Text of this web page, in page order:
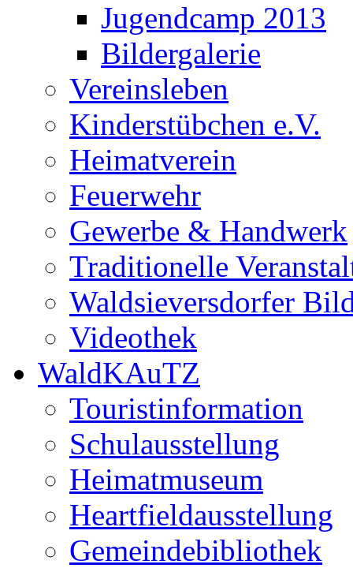
Jugendcamp 2013
Bildergalerie
Vereinsleben
Kinderstübchen e.V.
Heimatverein
Feuerwehr
Gewerbe & Handwerk
Traditionelle
Waldsieversdorfer
Videothek
WaldKAuTZ
Touristinformation
Schulausstellung
Heimatmuseum
Heartfieldausstellung
Gemeindebibliothek